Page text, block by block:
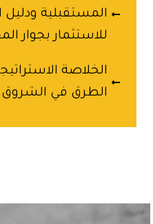
المستقبلية ودليل
للاستثمار بجوار المحاور
الخلاصة
الطرق في الشروق إلى